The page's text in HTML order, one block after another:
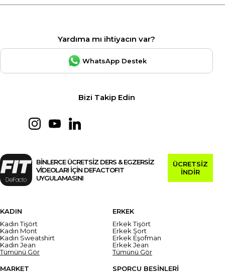
Yardıma mı ihtiyacın var?
WhatsApp Destek
Bizi Takip Edin
BİNLERCE ÜCRETSİZ DERS & EGZERSİZ
VİDEOLARI İÇİN DEFACTOFIT
UYGULAMASINI
ÜCRETSİZ
İNDİR
KADIN
Kadın Tişört
Kadın Mont
Kadın Sweatshirt
Kadın Jean
Tümünü Gör
ERKEK
Erkek Tişört
Erkek Şort
Erkek Eşofman
Erkek Jean
Tümünü Gör
MARKET
SPORCU BESİNLERİ